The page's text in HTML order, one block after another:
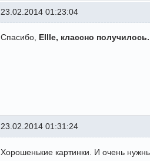
23.02.2014 01:23:04
Спасибо, Ellle, классно
23.02.2014 01:31:24
Хорошенькие картинки. И очень